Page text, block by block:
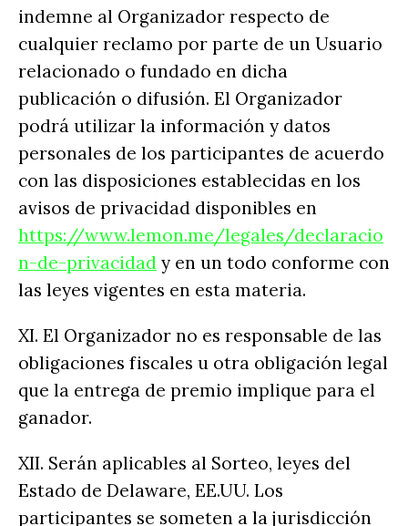
indemne al Organizador respecto de
cualquier reclamo por parte de un Usuario
relacionado o fundado en dicha
publicación o difusión. El Organizador
podrá utilizar la información y datos
personales de los participantes de acuerdo
con las disposiciones establecidas en los
avisos de privacidad disponibles en
https://www.lemon.me/legales/declaracio
n-de-privacidad y en un todo conforme con
las leyes vigentes en esta materia.
XI. El Organizador no es responsable de las
obligaciones fiscales u otra obligación legal
que la entrega de premio implique para el
ganador.
XII. Serán aplicables al Sorteo, leyes del
Estado de Delaware, EE.UU. Los
participantes se someten a la jurisdicción